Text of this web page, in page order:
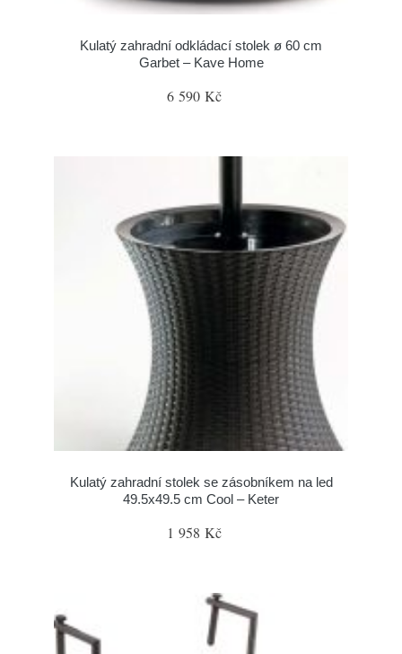
Kulatý zahradní odkládací stolek ø 60 cm
Garbet – Kave Home
6 590 Kč
Kulatý zahradní stolek se zásobníkem na led
49.5x49.5 cm Cool – Keter
1 958 Kč